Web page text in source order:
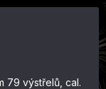
79 výstřelů, cal.